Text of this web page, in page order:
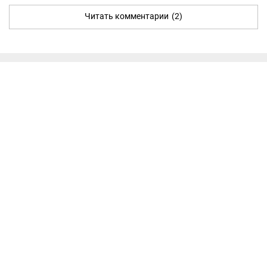
Читать комментарии (2)